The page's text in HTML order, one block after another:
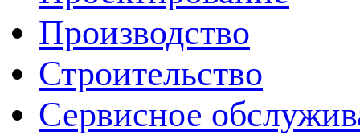
Производство
Строительство
Сервисное